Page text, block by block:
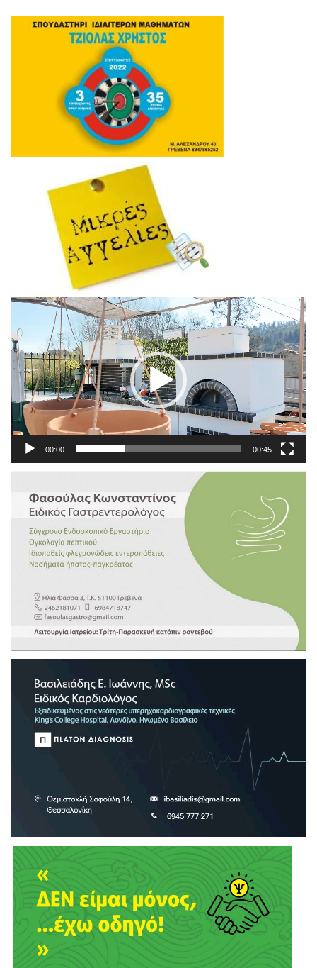
Πρόγραμμα
Αναπαραγωγής
Βίντεο
00:00 00:45